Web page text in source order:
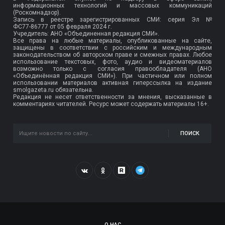
информационных технологий и массовых коммуникаций
(Роскомнадзор).
Запись в реестре зарегистрированных СМИ: серия Эл №
ФС77-86777 от 05 февраля 2024 г.
Учредитель: АНО «Объединенная редакция СМИ».
Все права на любые материалы, опубликованные на сайте,
защищены в соответствии с российским и международным
законодательством об авторском праве и смежных правах. Любое
использование текстовых, фото, аудио и видеоматериалов
возможно только с согласия правообладателя (АНО
«Объединённая редакция СМИ»). При частичном или полном
использовании материалов активная гиперссылка на издание
smolgazeta.ru обязательна.
Редакция не несет ответственности за мнения, высказанные в
комментариях читателей. Ресурс может содержать материалы 16+.
ПОИСК